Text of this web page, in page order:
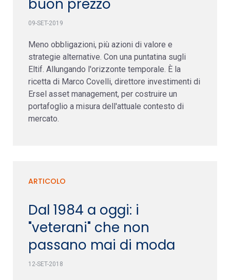
buon prezzo
09-SET-2019
Meno obbligazioni, più azioni di valore e
strategie alternative. Con una puntatina sugli
Eltif. Allungando l'orizzonte temporale. È la
ricetta di Marco Covelli, direttore investimenti di
Ersel asset management, per costruire un
portafoglio a misura dell'attuale contesto di
mercato.
ARTICOLO
Dal 1984 a oggi: i
"veterani" che non
passano mai di moda
12-SET-2018